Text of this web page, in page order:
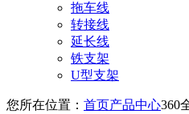
拖车线
转接线
延长线
铁支架
U型支架
您所在位置： 首页产品中心360